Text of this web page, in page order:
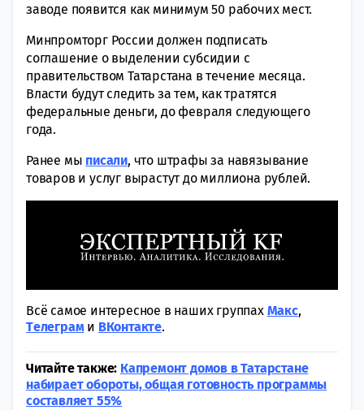
заводе появится как минимум 50 рабочих мест.
Минпромторг России должен подписать
соглашение о выделении субсидии с
правительством Татарстана в течение месяца.
Власти будут следить за тем, как тратятся
федеральные деньги, до февраля следующего
года.
Ранее мы писали, что штрафы за навязывание
товаров и услуг вырастут до миллиона рублей.
Всё самое интересное в наших группах Макс,
Tелеграми ВКонтакте.
Читайте также: Капремонт домов в Татарстане
набирает обороты, общая готовность программы
составляет 55%